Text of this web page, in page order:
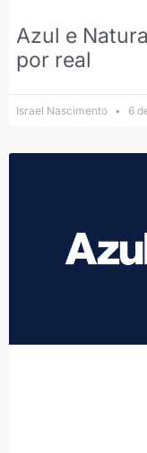
Azul e
por real
Israel Nascimento 6